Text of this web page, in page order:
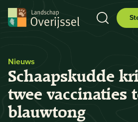
Nieuws
Schaapskudde
twee vaccinaties
blauwtong